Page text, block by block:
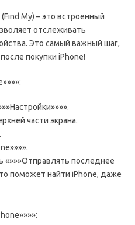
My) – это встроенный
отслеживать
Это самый важный шаг,
покупки iPhone!
части экрана.
«»»»Отправлять последнее
поможет найти iPhone, даже